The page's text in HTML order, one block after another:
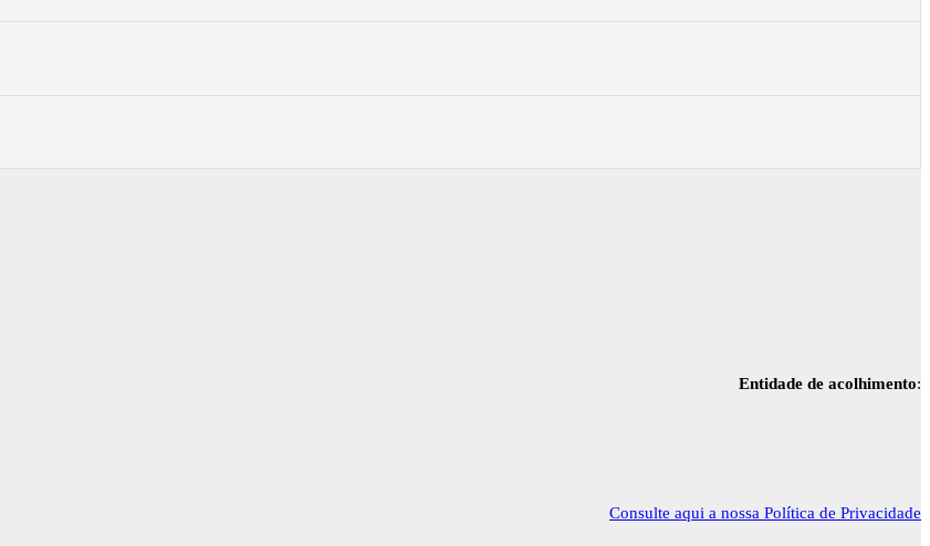
Entidade de acolhimento:
Consulte aqui a nossa Política de Privacidade